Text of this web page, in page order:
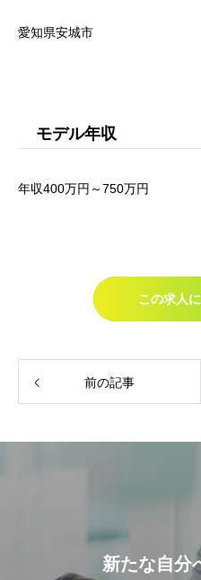
愛知県安城市
モデル年収
年収400万円～750万円
この求人
前の記事
新たな自分